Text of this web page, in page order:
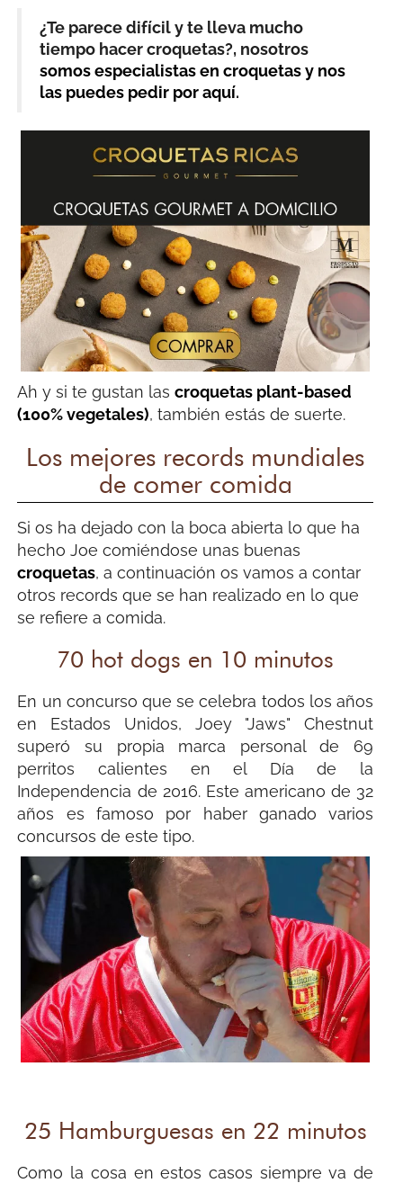
¿Te parece difícil y te lleva mucho
tiempo hacer croquetas?, nosotros
somos especialistas en croquetas y nos
las puedes pedir por aquí.
Ah y si te gustan lascroquetas plant-based
(100% vegetales), también estás de suerte.
Los mejores records mundiales
de comer comida
Si os ha dejado con la boca abierta lo que ha
hecho Joe comiéndose unas buenas
croquetas, a continuación os vamos a contar
otros records que se han realizado en lo que
se refiere a comida.
70 hot dogs en 10 minutos
En un concurso que se celebra todos los años
en Estados Unidos, Joey "Jaws" Chestnut
superó su propia marca personal de 69
perritos calientes en el Día de la
Independencia de 2016. Este americano de 32
años es famoso por haber ganado varios
concursos de este tipo.
25 Hamburguesas en 22 minutos
Como la cosa en estos casos siempre va de